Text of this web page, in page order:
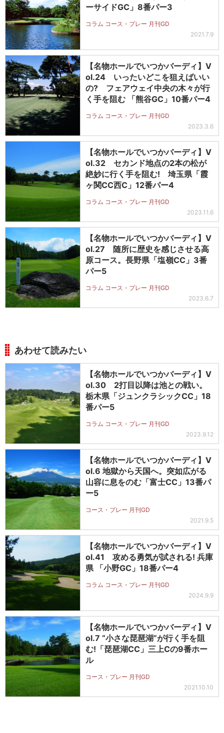
ーサイドGC」8番パー3
コラム コース・プレー 月刊GD
2021.7.9
【名物ホールでいつかバーディ】V
ol.24 いったいどこを狙えばいい
の? フェアウェイ中央の木々が行
く手を阻む 「熊谷GC」10番パー4
コラム コース・プレー 月刊GD
2023.3.6
【名物ホールでいつかバーディ】V
ol.32 セカンド地点の2本の松が
絶妙に行く手を阻む! 埼玉県「霞
ヶ関CC西C」12番パー4
コラム コース・プレー 月刊GD
2023.11.6
【名物ホールでいつかバーディ】V
ol.27 随所に歴史を感じさせる高
原コース。長野県「塩嶺CC」3番
パー5
コラム コース・プレー 月刊GD
2023.6.7
あわせて読みたい
【名物ホールでいつかバーディ】V
ol.30 2打目以降は池との戦い。
栃木県「ジュンクラシックCC」18
番パー5
コラム コース・プレー 月刊GD
2023.9.12
【名物ホールでいつかバーディ】V
ol.6 地獄から天国へ。突如広がる
山容に息をのむ「富士CC」13番パ
ー5
コース・プレー 月刊GD
2021.9.5
【名物ホールでいつかバーディ】V
ol.41 攻める勇気が試される! 兵庫
県 「小野GC」18番パー4
コラム コース・プレー 月刊GD
2024.9.9
【名物ホールでいつかバーディ】V
ol.7 “小さな琵琶湖”が行く手を阻
む!「琵琶湖CC」三上Cの9番ホー
ル
コース・プレー 月刊GD
2021.10.10